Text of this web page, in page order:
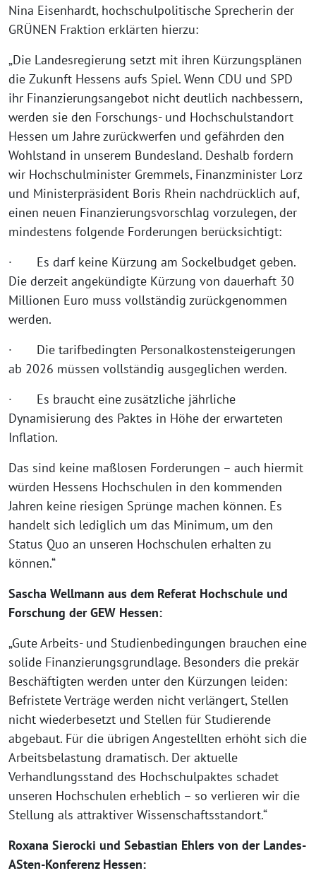
Nina Eisenhardt, hochschulpolitische Sprecherin der
GRÜNEN Fraktion erklärten hierzu:
„Die Landesregierung setzt mit ihren Kürzungsplänen
die Zukunft Hessens aufs Spiel. Wenn CDU und SPD
ihr Finanzierungsangebot nicht deutlich nachbessern,
werden sie den Forschungs- und Hochschulstandort
Hessen um Jahre zurückwerfen und gefährden den
Wohlstand in unserem Bundesland. Deshalb fordern
wir Hochschulminister Gremmels, Finanzminister Lorz
und Ministerpräsident Boris Rhein nachdrücklich auf,
einen neuen Finanzierungsvorschlag vorzulegen, der
mindestens folgende Forderungen berücksichtigt:
· Es darf keine Kürzung am Sockelbudget geben.
Die derzeit angekündigte Kürzung von dauerhaft 30
Millionen Euro muss vollständig zurückgenommen
werden.
· Die tarifbedingten Personalkostensteigerungen
ab 2026 müssen vollständig ausgeglichen werden.
· Es braucht eine zusätzliche jährliche
Dynamisierung des Paktes in Höhe der erwarteten
Inflation.
Das sind keine maßlosen Forderungen – auch hiermit
würden Hessens Hochschulen in den kommenden
Jahren keine riesigen Sprünge machen können. Es
handelt sich lediglich um das Minimum, um den
Status Quo an unseren Hochschulen erhalten zu
können.“
Sascha Wellmann aus dem Referat Hochschule und
Forschung der GEW Hessen:
„Gute Arbeits- und Studienbedingungen brauchen eine
solide Finanzierungsgrundlage. Besonders die prekär
Beschäftigten werden unter den Kürzungen leiden:
Befristete Verträge werden nicht verlängert, Stellen
nicht wiederbesetzt und Stellen für Studierende
abgebaut. Für die übrigen Angestellten erhöht sich die
Arbeitsbelastung dramatisch. Der aktuelle
Verhandlungsstand des Hochschulpaktes schadet
unseren Hochschulen erheblich – so verlieren wir die
Stellung als attraktiver Wissenschaftsstandort.“
Roxana Sierocki und Sebastian Ehlers von der Landes-
ASten-Konferenz Hessen: